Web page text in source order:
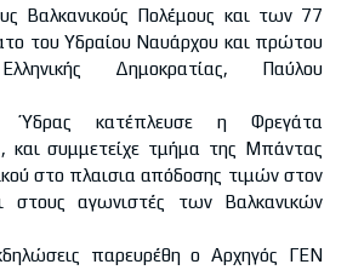
Βαλκανικούς Πολέμους και των 77
του Υδραίου Ναυάρχου και πρώτου
Δημοκρατίας, Παύλου
Ύδρας κατέπλευσε η Φρεγάτα
συμμετείχε τμήμα της Μπάντας
στο πλαισια απόδοσης τιμών στον
στους αγωνιστές των Βαλκανικών
παρευρέθη ο Αρχηγός ΓΕΝ